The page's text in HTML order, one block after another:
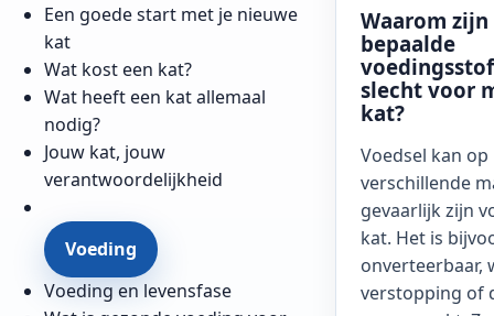
Een goede start met je nieuwe
kat
Wat kost een kat?
Wat heeft een kat allemaal
nodig?
Jouw kat, jouw
verantwoordelijkheid
Voeding
Voeding en levensfase
Waarom zijn
bepaalde
slecht voor
kat?
Voedsel kan op
verschillende
gevaarlijk zijn
kat. Het is
onverteerbaar,
verstopping of